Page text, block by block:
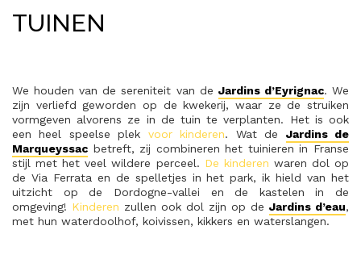
TUINEN
We houden van de sereniteit van de Jardins d’Eyrignac. We
zijn verliefd geworden op de kwekerij, waar ze de struiken
vormgeven alvorens ze in de tuin te verplanten. Het is ook
een heel speelse plek voor kinderen. Wat de Jardins de
Marqueyssac betreft, zij combineren het tuinieren in Franse
stijl met het veel wildere perceel. De kinderen waren dol op
de Via Ferrata en de spelletjes in het park, ik hield van het
uitzicht op de Dordogne-vallei en de kastelen in de
omgeving! Kinderen zullen ook dol zijn op de Jardins d’eau,
met hun waterdoolhof, koivissen, kikkers en waterslangen.